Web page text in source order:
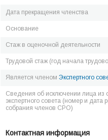
Дата прекращения членства
Основание
Стаж в оценочной деятельности
Трудовой стаж (год начала
Является членом Экспертного
Сведения об исключении лица из
экспертного совета (номер и дата
собрания членов СРО)
Контактная информация